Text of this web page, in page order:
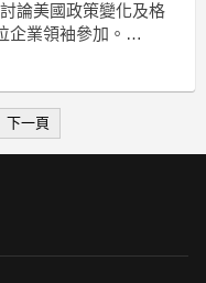
論美國政策變化及格
企業領袖參加。
{
下一頁